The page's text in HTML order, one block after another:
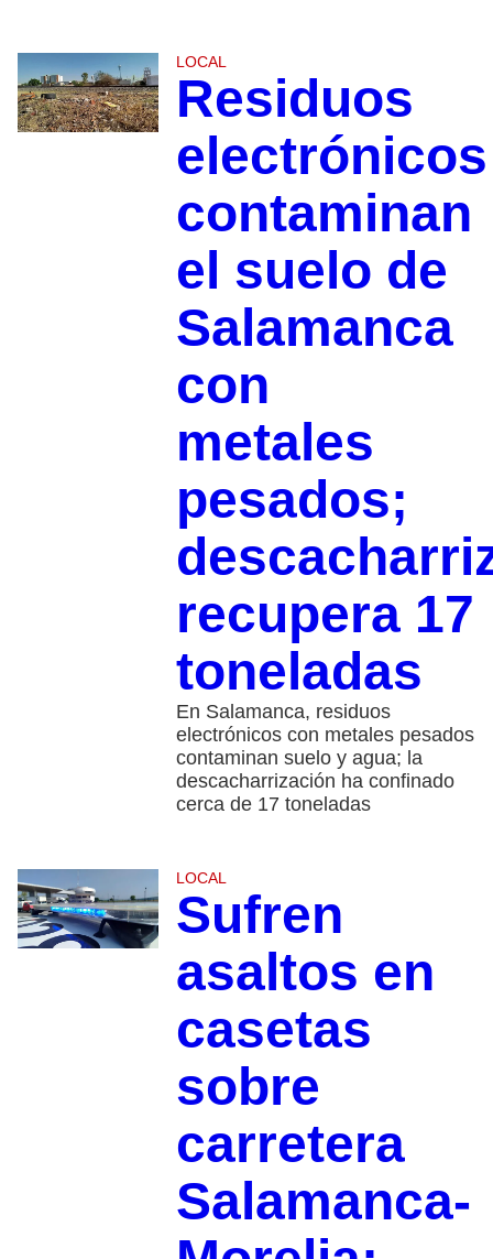
LOCAL
Residuos
electrónicos
contaminan
el suelo de
Salamanca
con
metales
pesados;
recupera 17
toneladas
En Salamanca, residuos
electrónicos con metales pesados
contaminan suelo y agua; la
descacharrización ha confinado
cerca de 17 toneladas
LOCAL
Sufren
asaltos en
casetas
sobre
carretera
Salamanca-